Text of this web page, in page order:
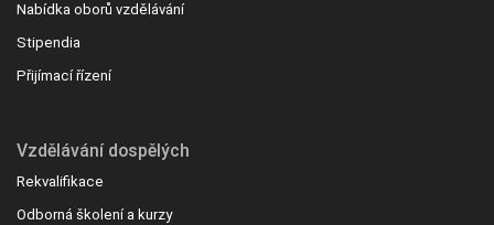
Nabídka oborů vzdělávání
Stipendia
Přijímací řízení
Vzdělávání dospělých
Rekvalifikace
Odborná školení a kurzy